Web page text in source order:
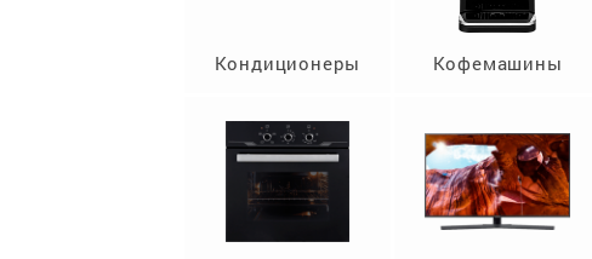
Кондиционеры Кофемашины